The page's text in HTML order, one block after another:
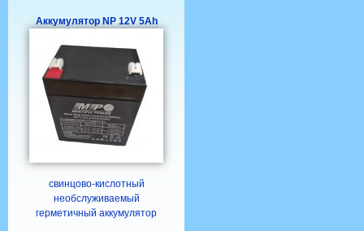
Аккумулятор NP 12V 5Ah
свинцово-кислотный
необслуживаемый
герметичный аккумулятор